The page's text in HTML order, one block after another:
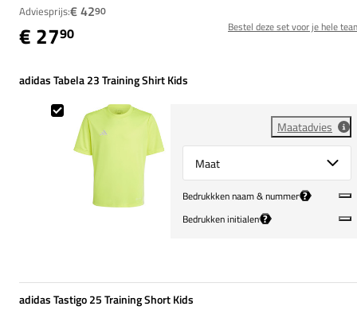
Adviesprijs:€ 4290
€ 2790 Bestel deze set voor je hele
adidas Tabela 23 Training Shirt Kids
Maatadvies
Select {option} for {name}
Bedrukkken naam & nummer ?
Bedrukken initialen ?
adidas Tabela 23 Training Shirt Kids
adidas Tastigo 25 Training Short Kids